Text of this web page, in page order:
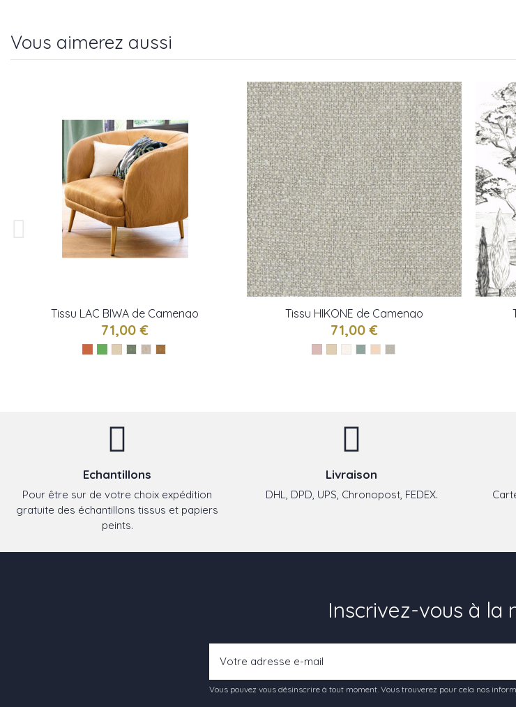
Vous aimerez aussi
Tissu LAC BIWA de Camengo
71,00 €
Tissu HIKONE de Camengo
71,00 €
Echantillons
Pour être sur de votre choix expédition
gratuite des échantillons tissus et papiers
peints.
Livraison
DHL, DPD, UPS, Chronopost, FEDEX.
Inscrivez-vous à la
Vous pouvez vous désinscrire à tout moment. Vous trouverez pour cela nos